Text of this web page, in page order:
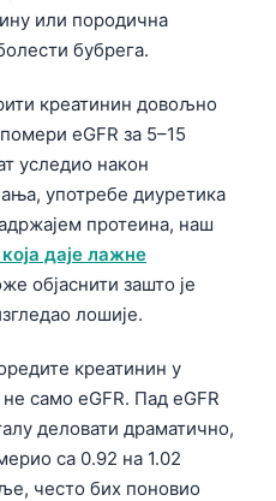
или породична
бубрега.
креатинин довољно
eGFR за 5–15
уследио након
употребе диуретика
протеина, наш
даје лажне
објаснити зашто је
лошије.
креатинин у
само eGFR. Пад eGFR
деловати драматично,
са 0.92 на 1.02
често бих поновио